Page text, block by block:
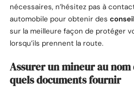
nécessaires, n’hésitez pas à
automobile pour obtenir des
sur la meilleure façon de protéger
lorsqu’ils prennent la route.
Assurer un mineur au nom
quels documents fournir